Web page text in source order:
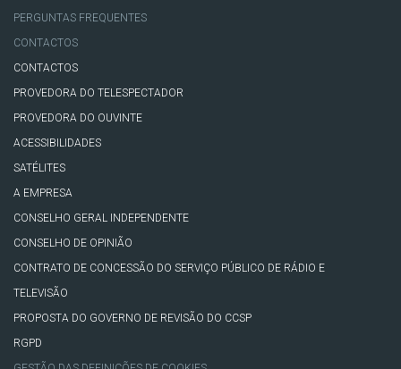
PERGUNTAS FREQUENTES
CONTACTOS
CONTACTOS
PROVEDORA DO TELESPECTADOR
PROVEDORA DO OUVINTE
ACESSIBILIDADES
SATÉLITES
A EMPRESA
CONSELHO GERAL INDEPENDENTE
CONSELHO DE OPINIÃO
CONTRATO DE CONCESSÃO DO SERVIÇO PÚBLICO DE RÁDIO E
TELEVISÃO
PROPOSTA DO GOVERNO DE REVISÃO DO CCSP
RGPD